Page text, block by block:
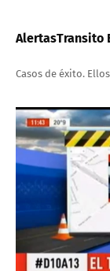
AlertasTransito
Casos de éxito.